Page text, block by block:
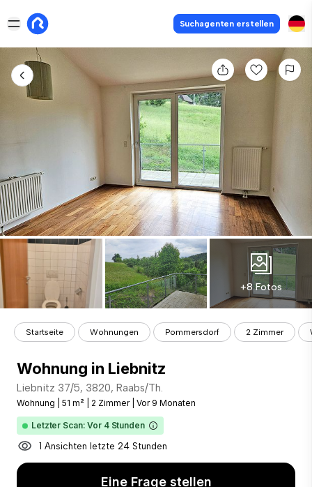
Suchagenten erstellen
+8 Fotos
Startseite Wohnungen Pommersdorf 2 Zimmer
Wohnung in Liebnitz
Liebnitz 37/5, 3820, Raabs/Th.
Wohnung 51 m² 2 Zimmer Vor 9 Monaten
Letzter Scan: Vor 4 Stunden
1 Ansichten letzte 24 Stunden
Eine Frage stellen